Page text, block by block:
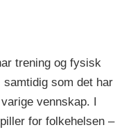
trening og fysisk
som det har
vennskap. I
for folkehelsen –